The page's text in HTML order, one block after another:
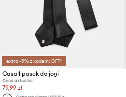
extra -5% z kodem: OFF*
Casall pasek do jogi
Cena aktualna:
79,99 zł